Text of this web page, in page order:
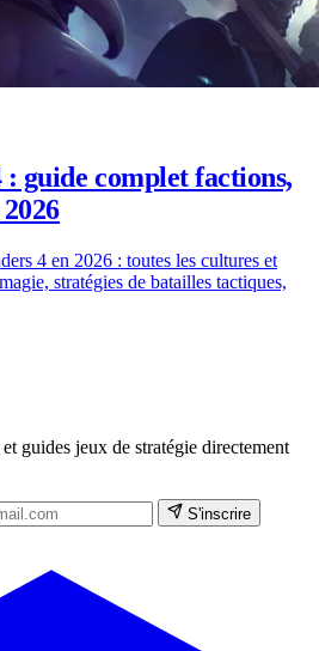
guide complet factions,
4 en 2026 : toutes les cultures et
stratégies de batailles tactiques,
guides jeux de stratégie directement
S'inscrire